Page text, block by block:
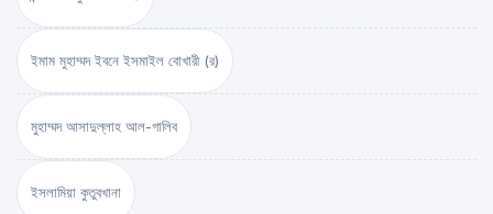
ইমাম মুহাম্মদ ইবনে ইসমাইল বোখারী (র)
মুহাম্মদ আসাদুল্লাহ আল-গালিব
ইসলামিয়া কুতুবখানা